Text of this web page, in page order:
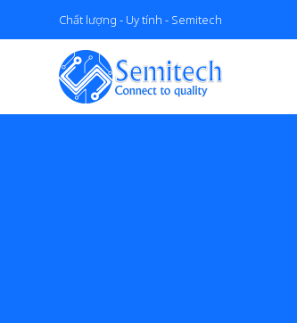
Chất lượng - Uy tính - Semitech